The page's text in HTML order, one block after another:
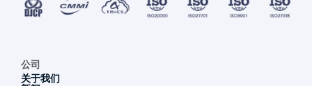
公司
关于我们